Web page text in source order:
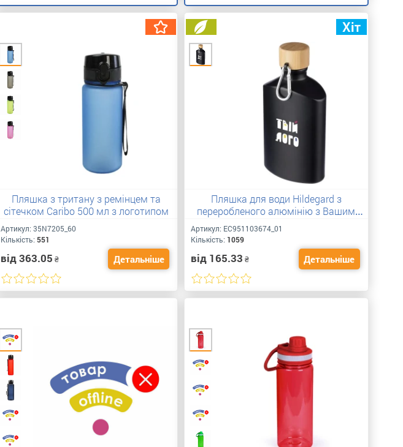
Пляшка з тритану з ремінцем та
сітечком Caribo 500 мл з логотипом
Артикул:35N7205_60
Кількість:551
від 363.05 ₴ Детальніше
Пляшка для води Hildegard з
переробленого алюмінію з Вашим
лого 500 мл
Артикул: ЕС951103674_01
Кількість: 1059
від 165.33 ₴ Детальніше